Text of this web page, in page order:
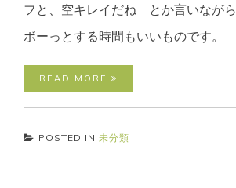
フと、空キレイだね とか言いながら
ボーっとする時間もいいものです。
READ MORE
POSTED IN 未分類